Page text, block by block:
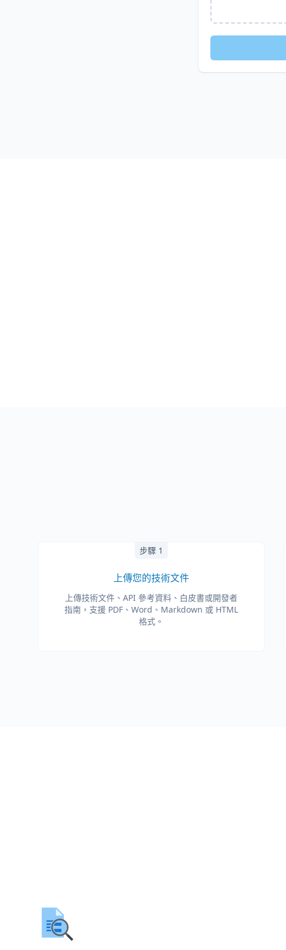
步驟 1
上傳您的技術文件
上傳技術文件、API 參考資料、白皮書或開發者
指南，支援 PDF、Word、Markdown 或 HTML
格式。